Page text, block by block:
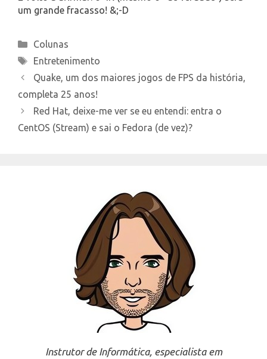
um grande fracasso! &;-D
Categories
Colunas
Tags
Entretenimento
Quake, um dos maiores jogos de FPS da história,
completa 25 anos!
Red Hat, deixe-me ver se eu entendi: entra o
CentOS (Stream) e sai o Fedora (de vez)?
Instrutor de Informática, especialista em